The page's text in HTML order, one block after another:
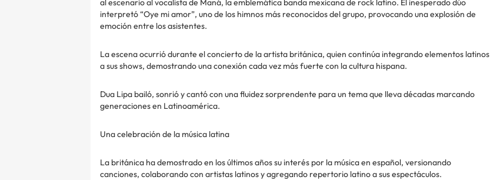
interpretó “Oye mi amor”, uno de los himnos más reconocidos del grupo, provocando una explosión de
emoción entre los asistentes.
La escena ocurrió durante el concierto de la artista británica, quien continúa integrando elementos latinos
a sus shows, demostrando una conexión cada vez más fuerte con la cultura hispana.
Dua Lipa bailó, sonrió y cantó con una fluidez sorprendente para un tema que lleva décadas marcando
generaciones en Latinoamérica.
Una celebración de la música latina
La británica ha demostrado en los últimos años su interés por la música en español, versionando
canciones, colaborando con artistas latinos y agregando repertorio latino a sus espectáculos.